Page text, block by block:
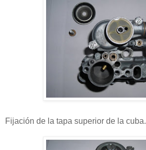
Fijación de la tapa superior de la cuba.